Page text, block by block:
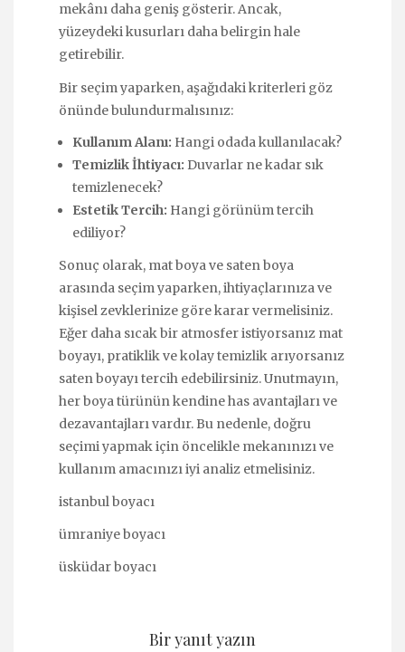
mekânı daha geniş gösterir. Ancak,
yüzeydeki kusurları daha belirgin hale
getirebilir.
Bir seçim yaparken, aşağıdaki kriterleri göz
önünde bulundurmalısınız:
Kullanım Alanı: Hangi odada kullanılacak?
Temizlik İhtiyacı: Duvarlar ne kadar sık
temizlenecek?
Estetik Tercih: Hangi görünüm tercih
ediliyor?
Sonuç olarak, mat boya ve saten boya
arasında seçim yaparken, ihtiyaçlarınıza ve
kişisel zevklerinize göre karar vermelisiniz.
Eğer daha sıcak bir atmosfer istiyorsanız mat
boyayı, pratiklik ve kolay temizlik arıyorsanız
saten boyayı tercih edebilirsiniz. Unutmayın,
her boya türünün kendine has avantajları ve
dezavantajları vardır. Bu nedenle, doğru
seçimi yapmak için öncelikle mekanınızı ve
kullanım amacınızı iyi analiz etmelisiniz.
istanbul boyacı
ümraniye boyacı
üsküdar boyacı
Bir yanıt yazın